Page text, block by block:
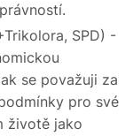
SPD) -
se považuji za
pro své
životě jako